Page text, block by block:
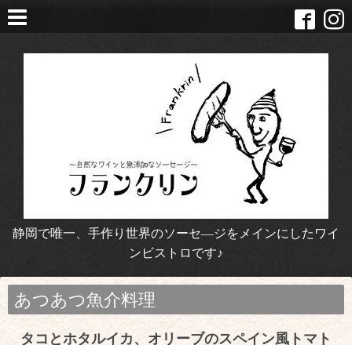
静岡で唯一、手作り世界のソーセ―ジをメインにしたワイ
ンビストロです♪
あつあつ魚介料理
タコとホタルイカ、オリーブのスペイン風トマト